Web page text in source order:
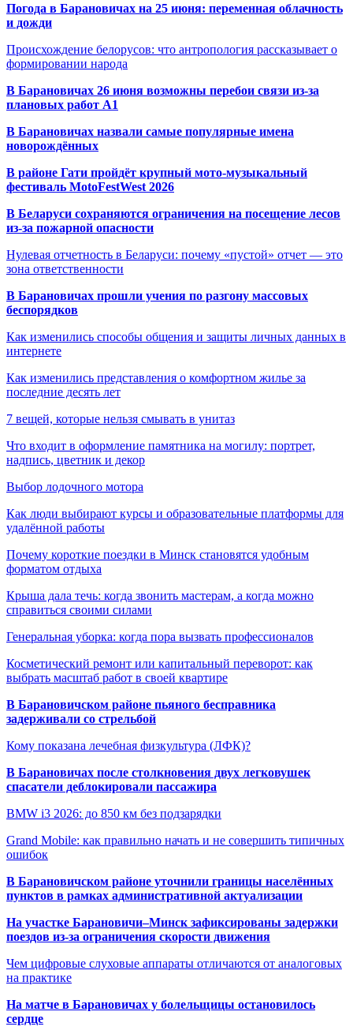
Погода в Барановичах на 25 июня: переменная облачность
и дожди
Происхождение белорусов: что антропология рассказывает о
формировании народа
В Барановичах 26 июня возможны перебои связи из-за
плановых работ A1
В Барановичах назвали самые популярные имена
новорождённых
В районе Гати пройдёт крупный мото-музыкальный
фестиваль MotoFestWest 2026
В Беларуси сохраняются ограничения на посещение лесов
из-за пожарной опасности
Нулевая отчетность в Беларуси: почему «пустой» отчет — это
зона ответственности
В Барановичах прошли учения по разгону массовых
беспорядков
Как изменились способы общения и защиты личных данных в
интернете
Как изменились представления о комфортном жилье за
последние десять лет
7 вещей, которые нельзя смывать в унитаз
Что входит в оформление памятника на могилу: портрет,
надпись, цветник и декор
Выбор лодочного мотора
Как люди выбирают курсы и образовательные платформы для
удалённой работы
Почему короткие поездки в Минск становятся удобным
форматом отдыха
Крыша дала течь: когда звонить мастерам, а когда можно
справиться своими силами
Генеральная уборка: когда пора вызвать профессионалов
Косметический ремонт или капитальный переворот: как
выбрать масштаб работ в своей квартире
В Барановичском районе пьяного бесправника
задерживали со стрельбой
Кому показана лечебная физкультура (ЛФК)?
В Барановичах после столкновения двух легковушек
спасатели деблокировали пассажира
BMW i3 2026: до 850 км без подзарядки
Grand Mobile: как правильно начать и не совершить типичных
ошибок
В Барановичском районе уточнили границы населённых
пунктов в рамках административной актуализации
На участке Барановичи–Минск зафиксированы задержки
поездов из-за ограничения скорости движения
Чем цифровые слуховые аппараты отличаются от аналоговых
на практике
На матче в Барановичах у болельщицы остановилось
сердце